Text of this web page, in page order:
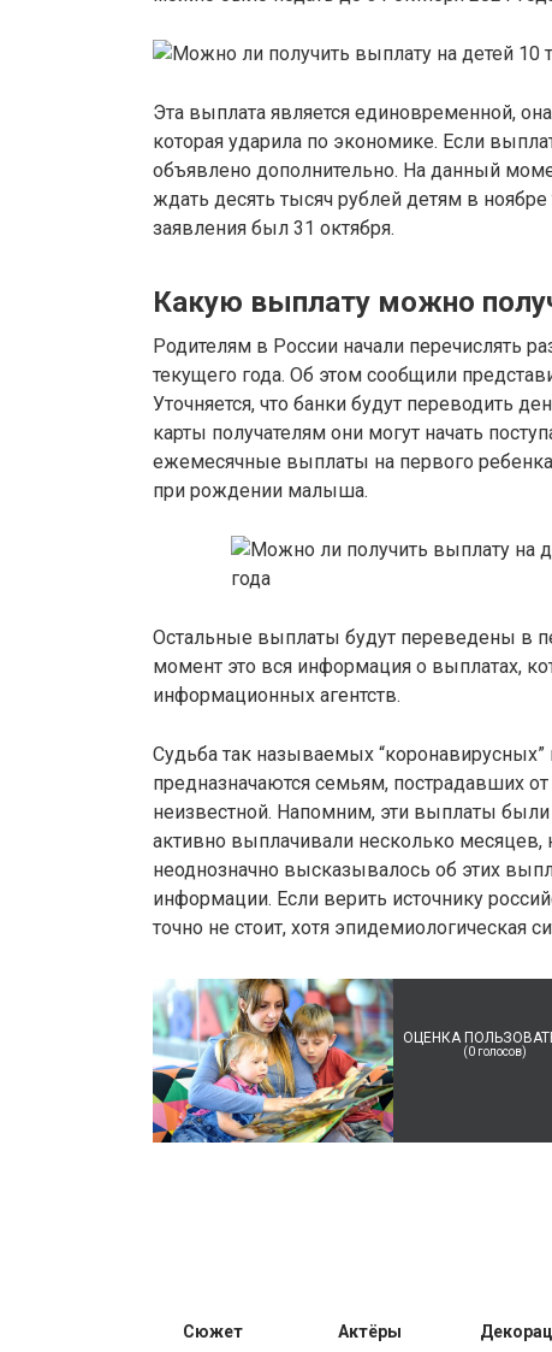
Эта выплата является единовременной,
которая ударила по экономике. Если
объявлено дополнительно. На данный
ждать десять тысяч рублей детям в
заявления был 31 октября.
Какую выплату можно
Родителям в России начали перечислять
текущего года. Об этом сообщили
Уточняется, что банки будут переводить
карты получателям они могут начать
ежемесячные выплаты на первого
при рождении малыша.
Остальные выплаты будут переведены в
момент это вся информация о выплатах,
информационных агентств.
Судьба так называемых
предназначаются семьям, пострадавших
неизвестной. Напомним, эти выплаты
активно выплачивали несколько месяцев,
неоднозначно высказывалось об этих
информации. Если верить источнику
точно не стоит, хотя эпидемиологическая
ОЦЕНКА
(0голосов)
Сюжет Актёры